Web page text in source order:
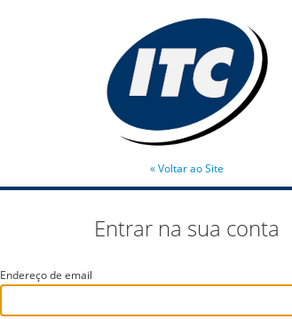
« Voltar ao Site
Entrar na sua conta
Endereço de email